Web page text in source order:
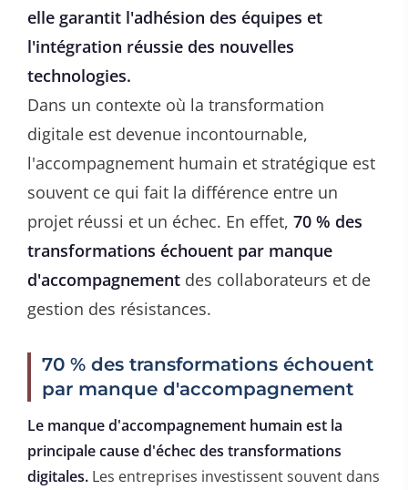
elle garantit l'adhésion des équipes et
l'intégration réussie des nouvelles
technologies.
Dans un contexte où la transformation
digitale est devenue incontournable,
l'accompagnement humain et stratégique est
souvent ce qui fait la différence entre un
projet réussi et un échec. En effet, 70 % des
transformations échouent par manque
d'accompagnement des collaborateurs et de
gestion des résistances.
70 % des transformations échouent
par manque d'accompagnement
Le manque d'accompagnement humain est la
principale cause d'échec des transformations
digitales. Les entreprises investissent souvent dans